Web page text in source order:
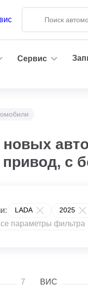
Сервис
новых
с
LADA 2025
параметры фильтра
7 ВИС